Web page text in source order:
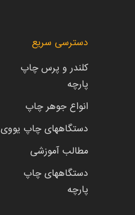
دسترسی سریع
کلندر و پرس چاپ
پارچه
انواع جوهر چاپ
دستگاههای چاپ یووی
مطالب آموزشی
دستگاههای چاپ
پارچه